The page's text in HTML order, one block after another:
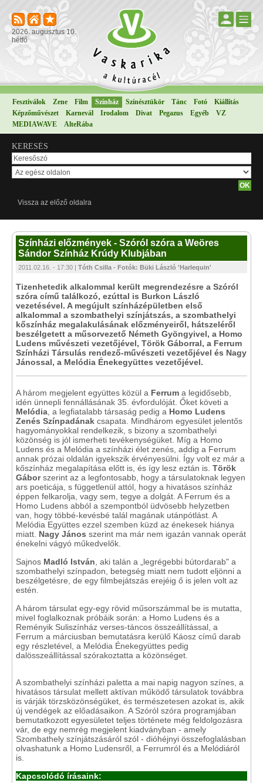
2026. augusztus 10.
hétfő
Fesztiválok Zene Film Színház Színésztükör Tánc Fotó
Kiállítás
Képzőművészet
Karnevál Irodalom Divat Pegazus Egyéb
VZ
MEDIAWAVE
AlteRába
KERESÉS
Vissza az előző oldalra
Színházi előzmények - Szóról szóra a Weöres
Sándor Színház Krúdy Klubjában
2011.02.16. - 17:30 | Tóth Csilla - Fotók: Büki László 'Harlequin'
Tizenhetedik alkalommal került megrendezésre a Szóról
szóra című találkozó, ezúttal is Burkon László
vezetésével. A megújult színházépületben első
alkalommal a szombathelyi színjátszás, a szombathelyi
kőszínház megalakulásának előzményeiről, hátszeléről
beszélgetett a műsorvezető Németh Gyöngyivel, a Homo
Ludens művészeti vezetőjével, Török Gáborral, a Ferrum
Színházi Társulás rendező-művészeti vezetőjével és Nagy
Jánossal, a Melódia Énekegyüttes vezetőjével.
A három megjelent együttes közül a Ferrum a legidősebb,
idén ünnepli fennállásának 35. évfordulóját. Őket követi a
Melódia , a legfiatalabb társaság pedig a Homo Ludens
Zenés Színpadának csapata. Mindhárom egyesület jelentős
hagyományokkal rendelkezik, s bizony a szombathelyi
közönség is jól ismerheti tevékenységüket. Míg a Homo
Ludens és a Melódia a színházi élet zenés, addig a Ferrum
annak prózai oldalán igyekszik érvényesülni. Így volt ez már a
kőszínház megalapítása előtt is, és így lesz eztán is. Török
Gáborszerint az a legfontosabb, hogy a társulatoknak legyen
ars poeticája, s függetlenül attól, hogy a hivatásos színház
éppen felkarolja, vagy sem, tegye a dolgát. A Ferrum és a
Homo Ludens abból a szempontból üdvösebb helyzetben
van, hogy többé-kevésbé talál magának utánpótlást. A
Melódia Együttes ezzel szemben küzd az énekesek hiánya
miatt. Nagy János szerint ma már nem igazán vannak operát
énekelni vágyó műkedvelők.
Sajnos Madló István , aki talán a „legrégebbi bútordarab" a
szombathelyi színpadon, betegség miatt nem tudott eljönni a
beszélgetésre, de egy filmbejátszás erejéig ő is jelen volt az
estén.
A három társulat egy-egy rövid műsorszámmal be is mutatta,
mivel foglalkoznak próbáik során: a Homo Ludens és a
Reményik Suliszínház verses-táncos összeállítással, a
Ferrum a márciusban bemutatásra kerülő Káosz című darab
egy részletével, a Melódia Énekegyüttes pedig
dalösszeállítással szórakoztatta a közönséget.
A szombathelyi színházi paletta a mai napig nagyon színes, a
hivatásos társulat mellett aktívan működő társulatok továbbra
is várják törzsközönségüket, és természetesen azokat is, akik
új vendégek az előadásaikon. A Szóról szóra programjában
bemutatkozott egyesületet teljes története még feldolgozásra
vár, de egy nemrég megjelent kiadványban - amely
Szombathely színjátszásáról szól - dióhéjnyi összefoglalásban
olvashatunk a Homo Ludensről, a Ferrumról és a Melódiáról
is.
Kapcsolódó írásaink: